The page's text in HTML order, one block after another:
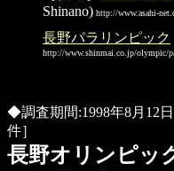
Shinano) http://www.asahi-
長野パラリンピック
http://www.shinmai.co.jp/olympic/
◆調査期間:1998年8月12
件］
長野オリンピッ